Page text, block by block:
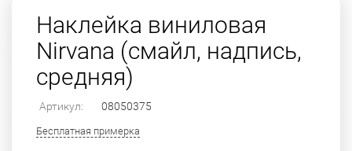
Наклейка виниловая
Nirvana (смайл, надпись,
средняя)
Артикул: 08050375
Бесплатная примерка